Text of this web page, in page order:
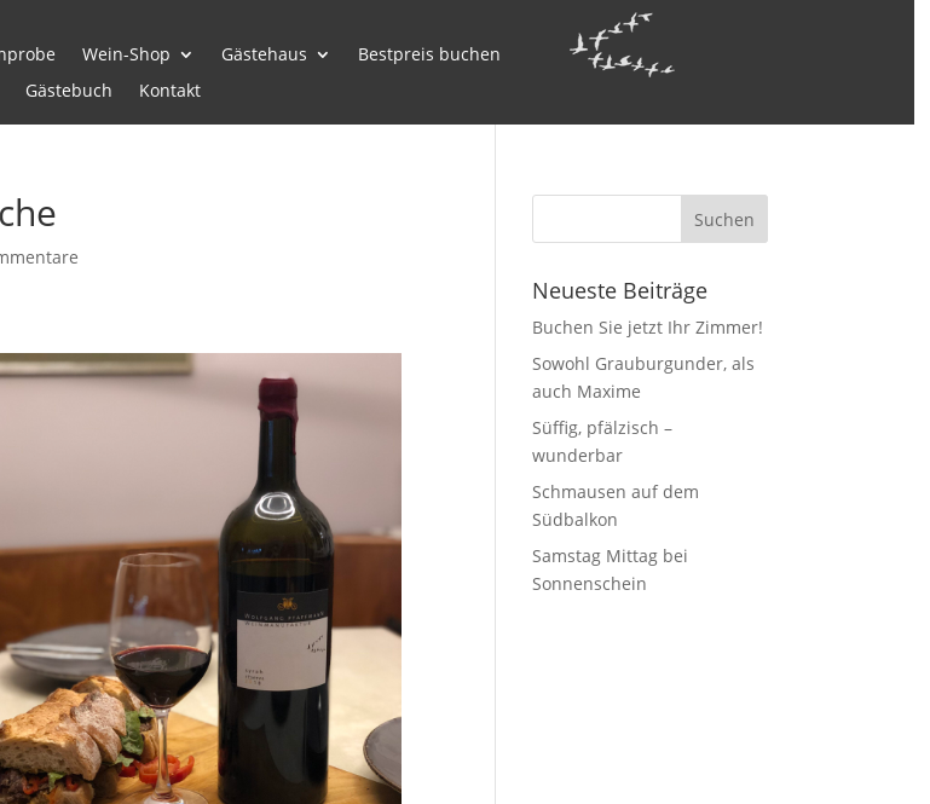
Wein-Shop Gästehaus
Bestpreis buchen
Gästebuch
Kontakt
Neueste Beiträge
Buchen Sie jetzt Ihr Zimmer!
Sowohl Grauburgunder, als
auch Maxime
Süffig, pfälzisch –
wunderbar
Schmausen auf dem
Südbalkon
Samstag Mittag bei
Sonnenschein